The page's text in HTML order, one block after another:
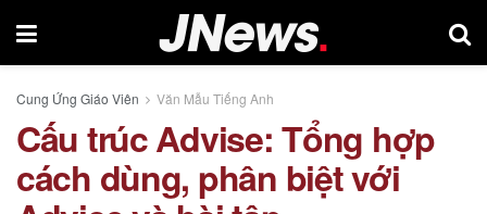
Cung Ứng Giáo Viên Văn Mẫu Tiếng Anh
Cấu trúc Advise: Tổng hợp
cách dùng, phân biệt với